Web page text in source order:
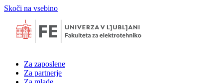
Skoči na vsebino
Za zaposlene
Za partnerje